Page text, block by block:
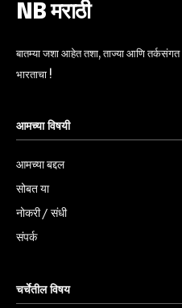
NB मराठी
बातम्या जशा आहेत तशा, ताज्या आणि तर्कसंगत
भारताचा !
आमच्या विषयी
आमच्या बद्दल
सोबत या
नोकरी / संधी
संपर्क
चर्चेतील विषय